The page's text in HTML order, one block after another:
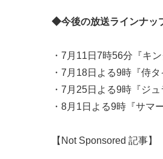
◆今後の放送ラインナッ
・7月11日7時56分『キ
・7月18日よる9時『侍
・7月25日よる9時『ジ
・8月1日よる9時『サマ
【Not Sponsored 記事】